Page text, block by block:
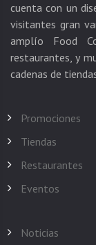
cuenta con un
visitantes gran
amplío Food
restaurantes, y
Promociones
Tiendas
Restaurantes
Eventos
Noticias